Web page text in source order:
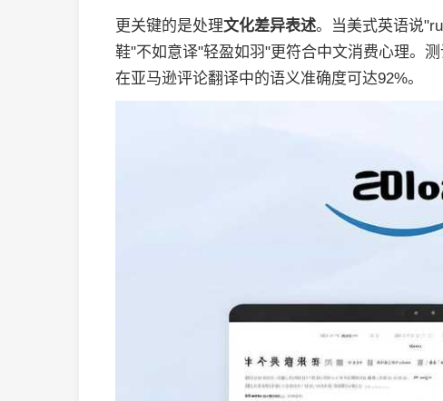
更关键的是处理文化差异表述。当美式英语说
鞋"不如意译"轻盈如羽"更符合中文消费心理。
在亚马逊评论翻译中的语义准确度可达92%。